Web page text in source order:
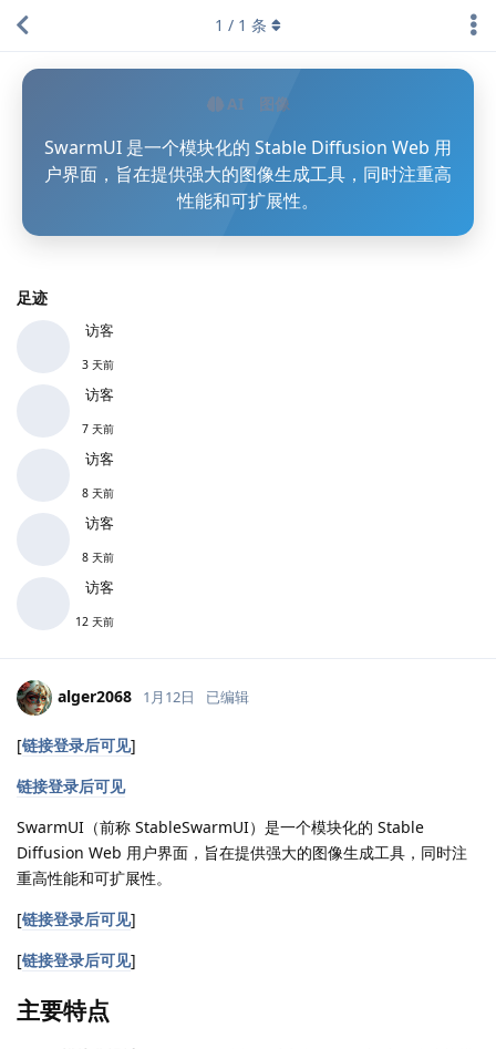
AI 图像
SwarmUI 是一个模块化的 Stable Diffusion Web 用
户界面，旨在提供强大的图像生成工具，同时注重高
性能和可扩展性。
足迹
访客
3 天前
访客
7 天前
访客
8 天前
访客
8 天前
访客
12 天前
1 / 1 条
alger2068 1月12日 已编辑
[链接登录后可见]
链接登录后可见
SwarmUI（前称 StableSwarmUI）是一个模块化的 Stable
Diffusion Web 用户界面，旨在提供强大的图像生成工具，同时注
重高性能和可扩展性。
[链接登录后可见]
[链接登录后可见]
主要特点